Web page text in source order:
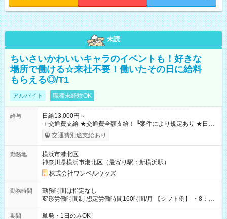
未読
ちいさいかわいいキャラのイベントも！好きな
場所で働ける☆来社不要！働いたその日に給料
もらえる◎/T1
アルバイト 職種未経験OK
給与
日給13,000円～
＋交通費支給 ★交通費全額支給！ ┗案件により規定あり ★日払
いOK！（規定あり） ┗働いたその日に現金GET♪ お仕事後はコ
ンビニATMから 日払い分を引き落とせます！ 【試用期間】試
交通費別途支給あり
勤務地
横浜市港北区
神奈川県横浜市港北区（最寄り駅：新横浜駅）
株式会社ワンベルウッズ
勤務時間
勤務時間は指定なし
変形労働時間制 想定労働時間160時間/月 【シフト例】 ・8：00
～21：00
期間 単発・1日のみOK